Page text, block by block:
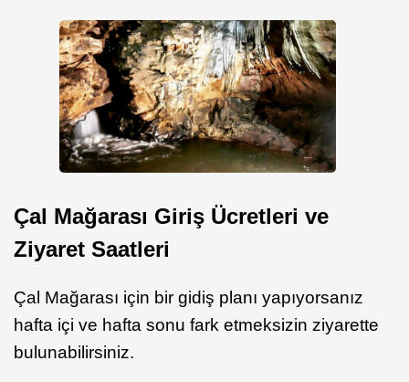
Çal Mağarası Giriş Ücretleri ve
Ziyaret Saatleri
Çal Mağarası için bir gidiş planı yapıyorsanız
hafta içi ve hafta sonu fark etmeksizin ziyarette
bulunabilirsiniz.